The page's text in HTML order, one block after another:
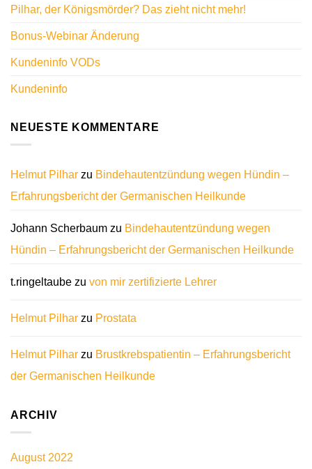
Pilhar, der Königsmörder? Das zieht nicht mehr!
Bonus-Webinar Änderung
Kundeninfo VODs
Kundeninfo
NEUESTE KOMMENTARE
Helmut Pilhar zu Bindehautentzündung wegen Hündin –
Erfahrungsbericht der Germanischen Heilkunde
Johann Scherbaum zu Bindehautentzündung wegen
Hündin – Erfahrungsbericht der Germanischen Heilkunde
t.ringeltaube zu von mir zertifizierte Lehrer
Helmut Pilhar zu Prostata
Helmut Pilhar zu Brustkrebspatientin – Erfahrungsbericht
der Germanischen Heilkunde
ARCHIV
August 2022